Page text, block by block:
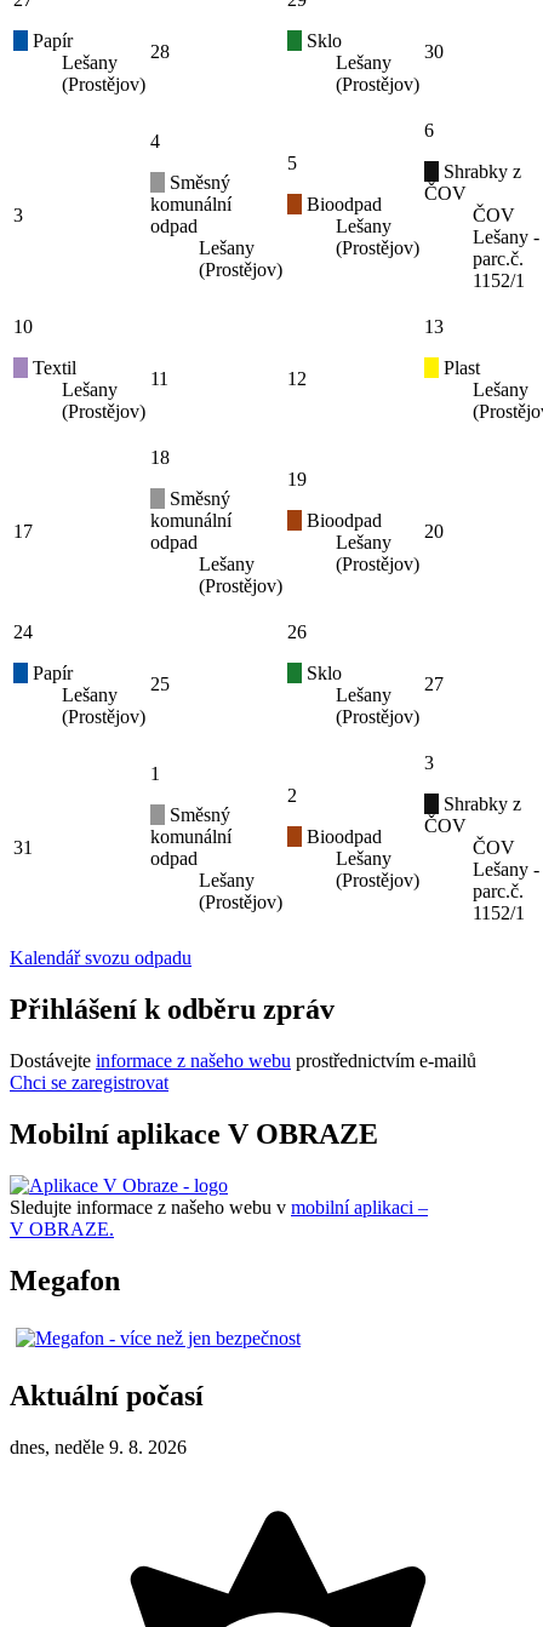
Papír
Lešany
(Prostějov)
28
Sklo
Lešany
(Prostějov)
30
3
4
Směsný
komunální
odpad
Lešany
(Prostějov)
5
Bioodpad
Lešany
(Prostějov)
6
Shrabky z
ČOV
ČOV
Lešany -
parc.č.
1152/1
10
Textil
Lešany
(Prostějov)
11 12
13
Plast
Lešany
17
18
Směsný
komunální
odpad
Lešany
(Prostějov)
19
Bioodpad
Lešany
(Prostějov)
20
24
Papír
Lešany
(Prostějov)
25
26
Sklo
Lešany
(Prostějov)
27
31
1
Směsný
komunální
odpad
Lešany
(Prostějov)
2
Bioodpad
Lešany
(Prostějov)
3
Shrabky z
ČOV
ČOV
Lešany -
parc.č.
1152/1
Kalendář svozu odpadu
Přihlášení k odběru zpráv
Dostávejte informace z našeho webu prostřednictvím e-mailů
Chci se zaregistrovat
Mobilní aplikace V OBRAZE
Sledujte informace z našeho webu v mobilní aplikaci –
V OBRAZE.
Megafon
Aktuální počasí
dnes, neděle 9. 8. 2026